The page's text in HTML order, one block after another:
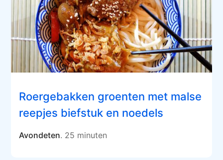
Roergebakken groenten met malse
reepjes biefstuk en noedels
Avondeten. 25 minuten